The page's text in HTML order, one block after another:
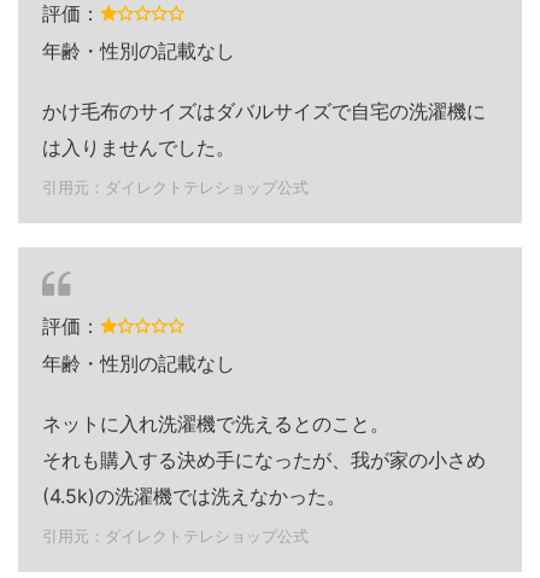
評価：
年齢・性別の記載なし
かけ毛布のサイズはダバルサイズで自宅の洗濯機に
は入りませんでした。
引用元：ダイレクトテレショップ公式
評価：
年齢・性別の記載なし
ネットに入れ洗濯機で洗えるとのこと。
それも購入する決め手になったが、我が家の小さめ
(4.5k)の洗濯機では洗えなかった。
引用元：ダイレクトテレショップ公式